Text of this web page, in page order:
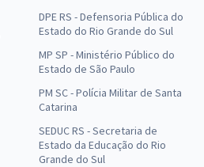
DPE RS - Defensoria Pública do
Estado do Rio Grande do Sul
MP SP - Ministério Público do
Estado de São Paulo
PM SC - Polícia Militar de Santa
Catarina
SEDUC RS - Secretaria de
Estado da Educação do Rio
Grande do Sul